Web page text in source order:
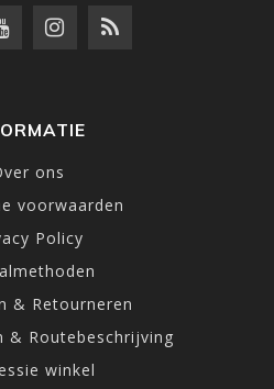
ons
voorwaarden
Policy
& Retourneren
& Routebeschrijving
winkel